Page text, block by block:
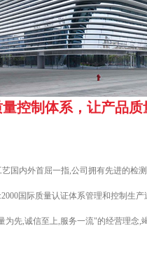
控制体系，让产品质
国内外首屈一指,公司拥有先进的检
国际质量认证体系管理和控制生
为先,诚信至上,服务一流"的经营理念,